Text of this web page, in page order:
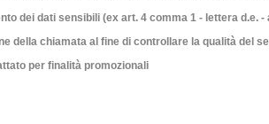
dei dati sensibili (ex art. 4 comma 1 - lettera d.e. -
della chiamata al fine di controllare la qualità del
per finalità promozionali